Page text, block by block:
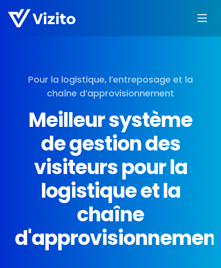
Pour la logistique, l’entreposage et la
chaîne d’approvisionnement
Meilleur système
de gestion des
visiteurs pour la
logistique et la
chaîne